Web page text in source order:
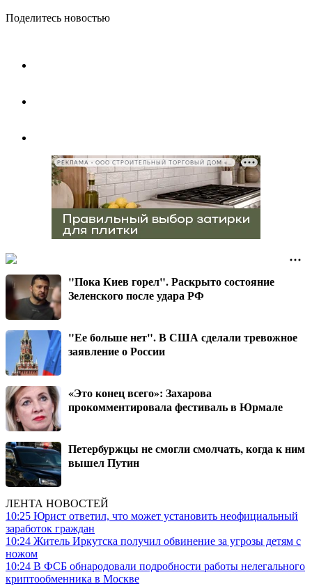
Поделитесь новостью
"Пока Киев горел". Раскрыто состояние
Зеленского после удара РФ
"Ее больше нет". В США сделали тревожное
заявление о России
«Это конец всего»: Захарова
прокомментировала фестиваль в Юрмале
Петербуржцы не смогли смолчать, когда к ним
вышел Путин
ЛЕНТА НОВОСТЕЙ
10:25 Юрист ответил, что может установить неофициальный
заработок граждан
10:24 Житель Иркутска получил обвинение за угрозы детям с
ножом
10:24 В ФСБ обнародовали подробности работы нелегального
криптообменника в Москве